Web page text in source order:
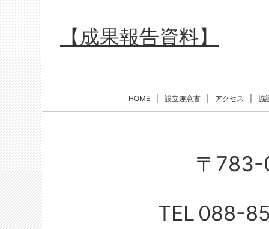
【成果報告資料】
HOME 設立趣意書 アクセス 協
〒
TEL 088-